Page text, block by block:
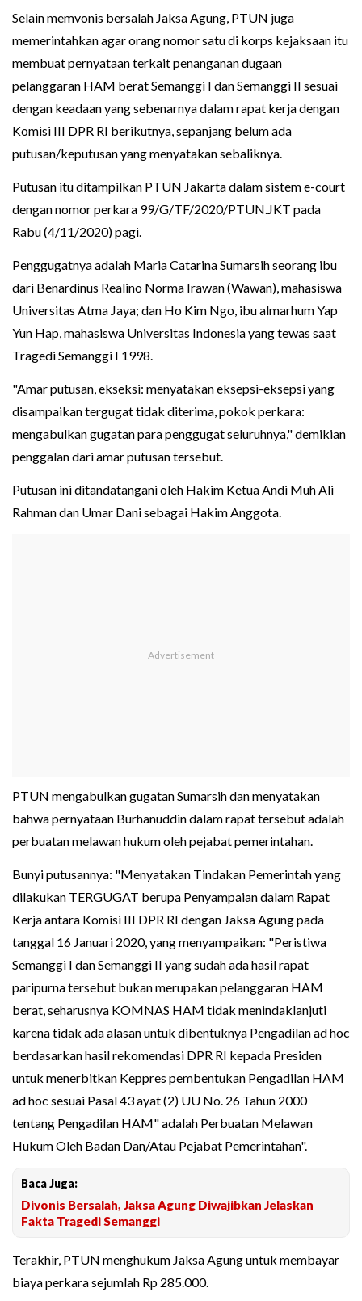
Selain memvonis bersalah Jaksa Agung, PTUN juga
memerintahkan agar orang nomor satu di korps kejaksaan itu
membuat pernyataan terkait penanganan dugaan
pelanggaran HAM berat Semanggi I dan Semanggi II sesuai
dengan keadaan yang sebenarnya dalam rapat kerja dengan
Komisi III DPR RI berikutnya, sepanjang belum ada
putusan/keputusan yang menyatakan sebaliknya.
Putusan itu ditampilkan PTUN Jakarta dalam sistem e-court
dengan nomor perkara 99/G/TF/2020/PTUN.JKT pada
Rabu (4/11/2020) pagi.
Penggugatnya adalah Maria Catarina Sumarsih seorang ibu
dari Benardinus Realino Norma Irawan (Wawan), mahasiswa
Universitas Atma Jaya; dan Ho Kim Ngo, ibu almarhum Yap
Yun Hap, mahasiswa Universitas Indonesia yang tewas saat
Tragedi Semanggi I 1998.
"Amar putusan, ekseksi: menyatakan eksepsi-eksepsi yang
disampaikan tergugat tidak diterima, pokok perkara:
mengabulkan gugatan para penggugat seluruhnya," demikian
penggalan dari amar putusan tersebut.
Putusan ini ditandatangani oleh Hakim Ketua Andi Muh Ali
Rahman dan Umar Dani sebagai Hakim Anggota.
PTUN mengabulkan gugatan Sumarsih dan menyatakan
bahwa pernyataan Burhanuddin dalam rapat tersebut adalah
perbuatan melawan hukum oleh pejabat pemerintahan.
Bunyi putusannya: "Menyatakan Tindakan Pemerintah yang
dilakukan TERGUGAT berupa Penyampaian dalam Rapat
Kerja antara Komisi III DPR RI dengan Jaksa Agung pada
tanggal 16 Januari 2020, yang menyampaikan: "Peristiwa
Semanggi I dan Semanggi II yang sudah ada hasil rapat
paripurna tersebut bukan merupakan pelanggaran HAM
berat, seharusnya KOMNAS HAM tidak menindaklanjuti
karena tidak ada alasan untuk dibentuknya Pengadilan ad hoc
berdasarkan hasil rekomendasi DPR RI kepada Presiden
untuk menerbitkan Keppres pembentukan Pengadilan HAM
ad hoc sesuai Pasal 43 ayat (2) UU No. 26 Tahun 2000
tentang Pengadilan HAM" adalah Perbuatan Melawan
Hukum Oleh Badan Dan/Atau Pejabat Pemerintahan".
Baca Juga:
Divonis Bersalah, Jaksa Agung Diwajibkan Jelaskan
Fakta Tragedi Semanggi
Terakhir, PTUN menghukum Jaksa Agung untuk membayar
biaya perkara sejumlah Rp 285.000.